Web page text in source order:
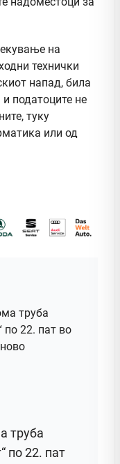
на
технички
напад, била
податоците не
туку
или од
труба
по 22. пат